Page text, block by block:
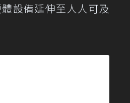
設備延伸至人人可及